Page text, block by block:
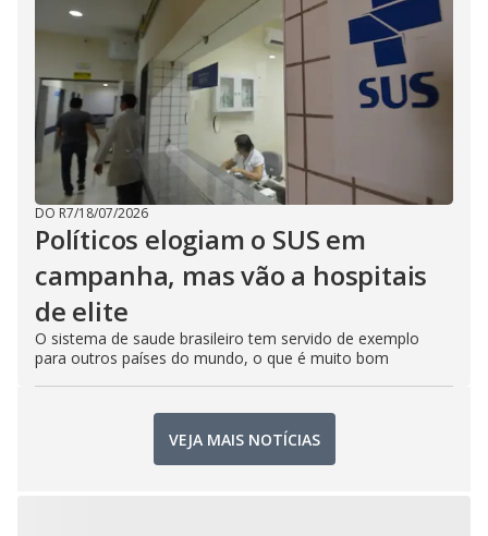
DO R7/18/07/2026
Políticos elogiam o SUS em
campanha, mas vão a hospitais
de elite
O sistema de saude brasileiro tem servido de exemplo
para outros países do mundo, o que é muito bom
VEJA MAIS NOTÍCIAS